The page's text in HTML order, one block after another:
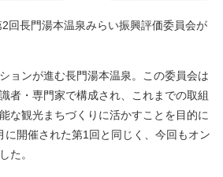
回長門湯本温泉みらい振興評価委員会が
ョンが進む長門湯本温泉。この委員会は
者・専門家で構成され、これまでの取組
な観光まちづくりに活かすことを目的に
に開催された第1回と同じく、今回もオン
た。